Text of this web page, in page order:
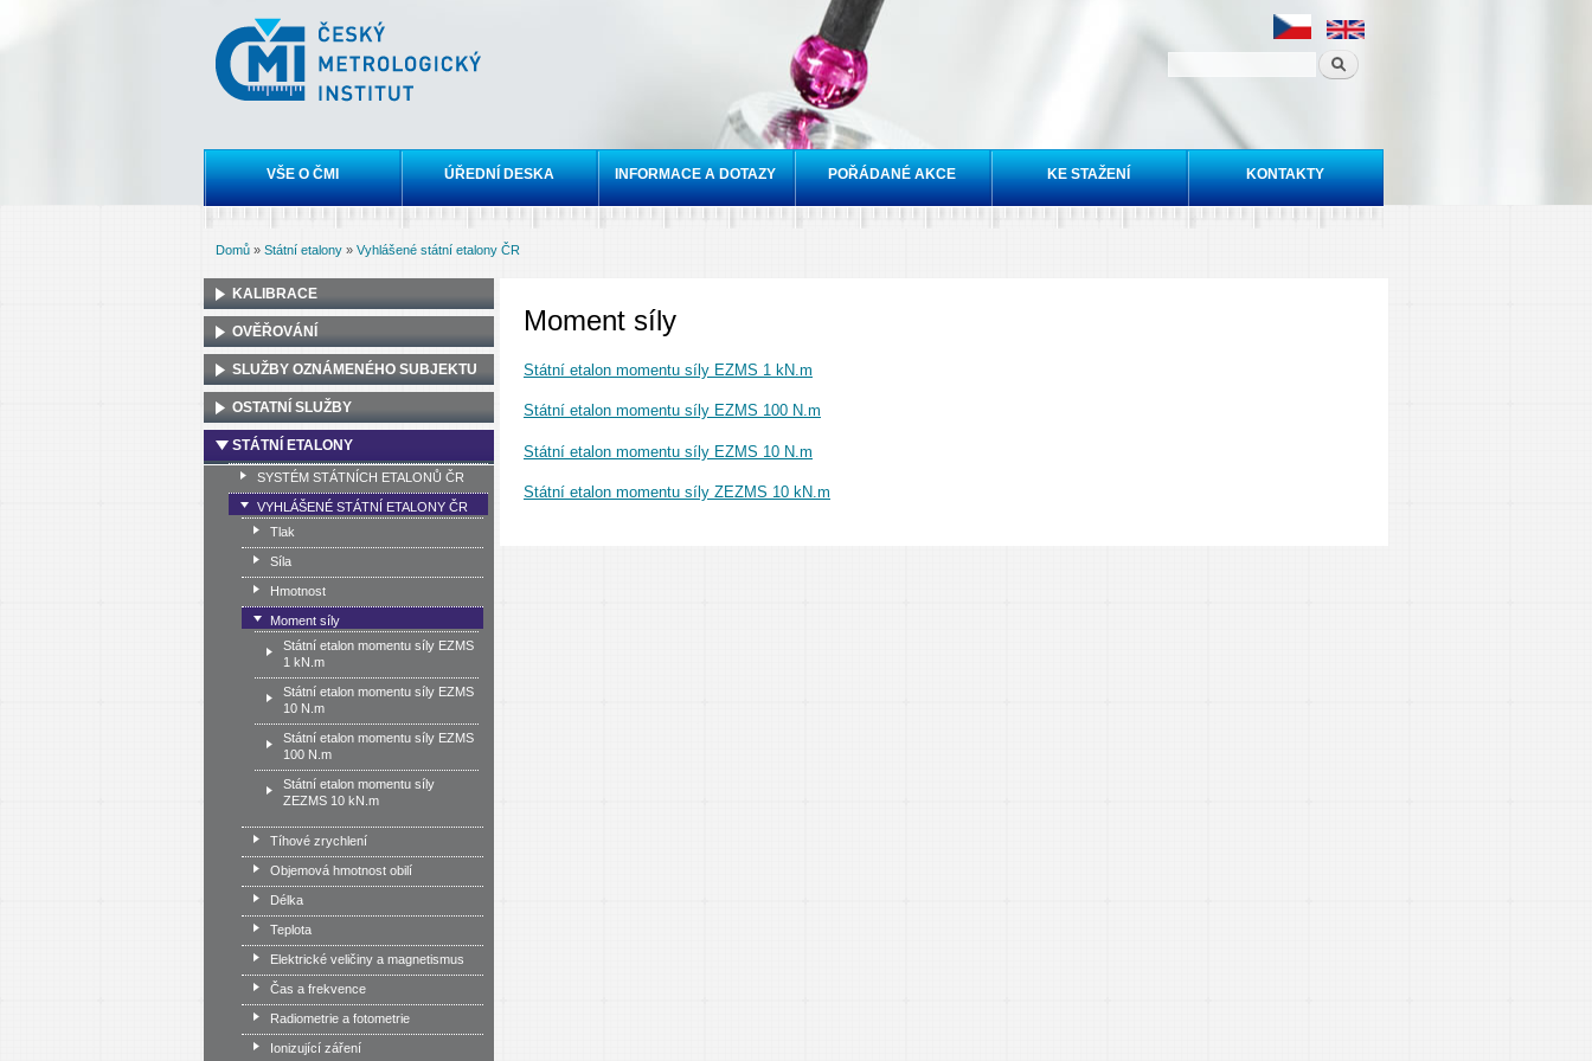
Český
metrologický
institut
Hlavní menu
VŠE O ČMI ÚŘEDNÍ DESKA INFORMACE A DOTAZY POŘÁDANÉ AKCE KE STAŽENÍ KONTAKTY
Domů » Státní etalony » Vyhlášené státní etalony ČR
Moment síly
Státní etalon momentu síly EZMS 1 kN.m
Státní etalon momentu síly EZMS 100 N.m
Státní etalon momentu síly EZMS 10 N.m
Státní etalon momentu síly ZEZMS 10 kN.m
KALIBRACE
OVĚŘOVÁNÍ
SLUŽBY OZNÁMENÉHO SUBJEKTU
OSTATNÍ SLUŽBY
STÁTNÍ ETALONY
SYSTÉM STÁTNÍCH ETALONŮ ČR
VYHLÁŠENÉ STÁTNÍ ETALONY ČR
Tlak
Síla
Hmotnost
Moment síly
Státní etalon momentu síly EZMS
1 kN.m
Státní etalon momentu síly EZMS
10 N.m
Státní etalon momentu síly EZMS
100 N.m
Státní etalon momentu síly
ZEZMS 10 kN.m
Tíhové zrychlení
Objemová hmotnost obilí
Délka
Teplota
Elektrické veličiny a magnetismus
Čas a frekvence
Radiometrie a fotometrie
Ionizující záření